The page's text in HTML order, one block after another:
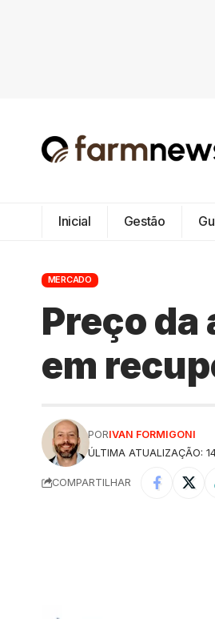
Inicial Gestão
MERCADO
Preço da
em
ÚLTIMA ATUALIZAÇÃO:
PORIVAN FORMIGONI
COMPARTILHAR